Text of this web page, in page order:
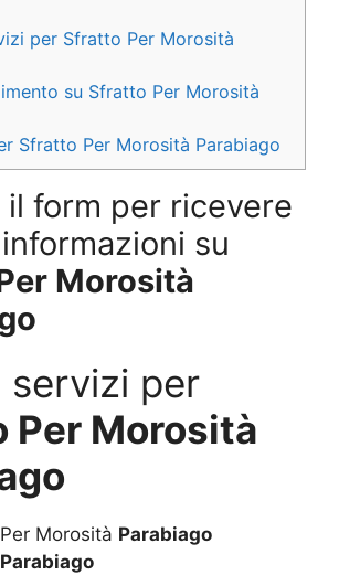
per Sfratto Per Morosità
su Sfratto Per Morosità
Sfratto Per Morosità Parabiago
il form per ricevere
su
Morosità
servizi per
Per Morosità
Morosità Parabiago
Parabiago